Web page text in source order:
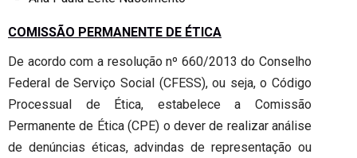
COMISSÃO PERMANENTE DE ÉTICA
De acordo com a resolução nº 660/2013 do Conselho
Federal de Serviço Social (CFESS), ou seja, o Código
Processual de Ética, estabelece a Comissão
Permanente de Ética (CPE) o dever de realizar análise
de denúncias éticas, advindas de representação ou